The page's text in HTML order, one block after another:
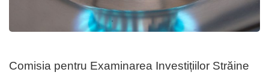
Comisia pentru Examinarea Investițiilor Străine